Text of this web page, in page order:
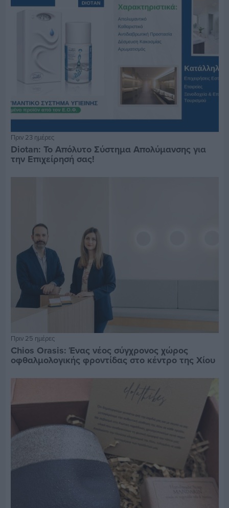
Πριν 23 ημέρες
Diotan: Το Απόλυτο Σύστημα Απολύμανσης για
την Επιχείρησή σας!
Πριν 25 ημέρες
Chios Orasis: Ένας νέος σύγχρονος χώρος
οφθαλμολογικής φροντίδας στο κέντρο της Χίου